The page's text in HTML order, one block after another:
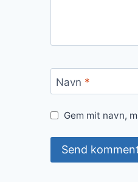
Navn *
Gem mit navn,